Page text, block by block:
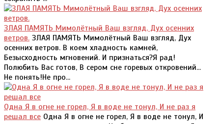
ЗЛАЯ ПАМЯТЬ Мимолётный Ваш взгляд, Дух осенних
ветров. ЗЛАЯ ПАМЯТЬ Мимолётный Ваш взгляд, Дух
осенних ветров. В коем хладность камней,
Безысходность мгновений. И признаться?Я рад!
Полюбить Вас готов, В сером сне горевых откровений...
Не понять!Не про...
Одна Я в огне не горел, Я в воде не тонул, И не раз я
решал все Одна Я в огне не горел, Я в воде не тонул, И